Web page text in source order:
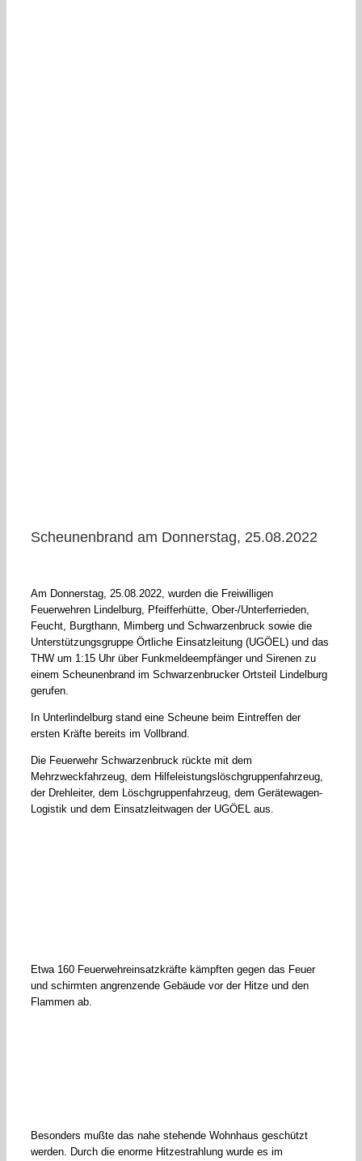
Scheunenbrand am Donnerstag, 25.08.2022
Am Donnerstag, 25.08.2022, wurden die Freiwilligen
Feuerwehren Lindelburg, Pfeifferhütte, Ober-/Unterferrieden,
Feucht, Burgthann, Mimberg und Schwarzenbruck sowie die
Unterstützungsgruppe Örtliche Einsatzleitung (UGÖEL) und das
THW um 1:15 Uhr über Funkmeldeempfänger und Sirenen zu
einem Scheunenbrand im Schwarzenbrucker Ortsteil Lindelburg
gerufen.
In Unterlindelburg stand eine Scheune beim Eintreffen der
ersten Kräfte bereits im Vollbrand.
Die Feuerwehr Schwarzenbruck rückte mit dem
Mehrzweckfahrzeug, dem Hilfeleistungslöschgruppenfahrzeug,
der Drehleiter, dem Löschgruppenfahrzeug, dem Gerätewagen-
Logistik und dem Einsatzleitwagen der UGÖEL aus.
Etwa 160 Feuerwehreinsatzkräfte kämpften gegen das Feuer
und schirmten angrenzende Gebäude vor der Hitze und den
Flammen ab.
Besonders mußte das nahe stehende Wohnhaus geschützt
werden. Durch die enorme Hitzestrahlung wurde es im